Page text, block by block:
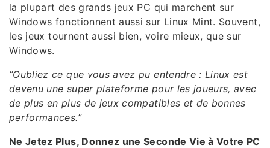
la plupart des grands jeux PC qui marchent sur
Windows fonctionnent aussi sur Linux Mint. Souvent,
les jeux tournent aussi bien, voire mieux, que sur
Windows.
“Oubliez ce que vous avez pu entendre : Linux est
devenu une super plateforme pour les joueurs, avec
de plus en plus de jeux compatibles et de bonnes
performances.”
Ne Jetez Plus, Donnez une Seconde Vie à Votre PC